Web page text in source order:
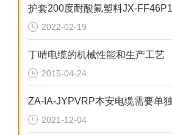
2022-02-19
丁晴电缆的机械性能和生产工艺
2015-04-24
ZA-IA-JYPVRP本安电缆需要单
2021-12-04